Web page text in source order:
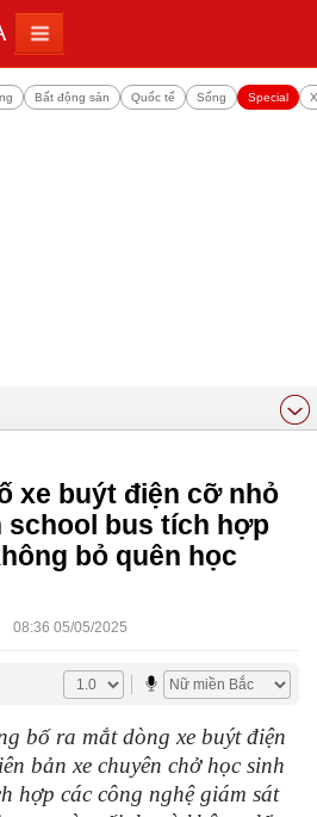
Bất động sản Quốc tế Sống Special
xe buýt điện cỡ nhỏ
school bus tích hợp
bỏ quên học
08:36 05/05/2025
bố ra mắt dòng xe buýt điện
bản xe chuyên chở học sinh
hợp các công nghệ giám sát